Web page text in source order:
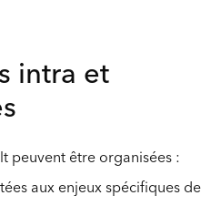
intra et
peuvent être organisées :
aux enjeux spécifiques de